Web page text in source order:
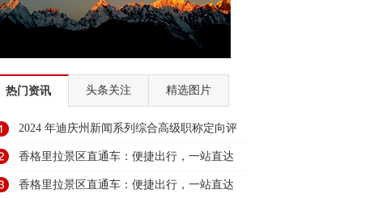
热门资讯 头条关注 精选图片
2024 年迪庆州新闻系列综合高级职称定向评
审通过人员名单公示
香格里拉景区直通车：便捷出行，一站直达
美景
香格里拉景区直通车：便捷出行，一站直达